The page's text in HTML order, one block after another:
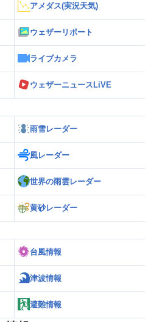
アメダス(実況天気)
ウェザーリポート
ライブカメラ
ウェザーニュースLiVE
雨雪レーダー
風レーダー
世界の雨雲レーダー
黄砂レーダー
台風情報
津波情報
避難情報